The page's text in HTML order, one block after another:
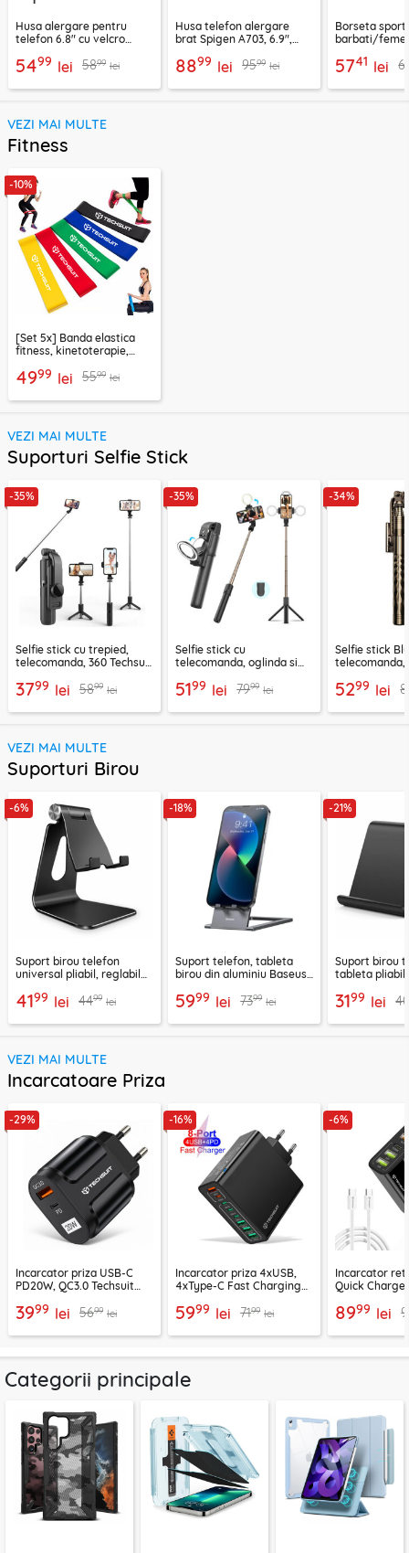
Husa alergare pentru
telefon 6.8" cu velcro
5499 lei 5899 lei
Husa telefon alergare
brat Spigen A703, 6.9",
8899 lei 9599 lei
Borseta
barbati/femei
5741 lei
VEZI MAI MULTE
Fitness
-10%
[Set 5x] Banda elastica
fitness, kinetoterapie,
4999 lei 5599 lei
VEZI MAI MULTE
Suporturi Selfie Stick
-35%
Selfie stick cu trepied,
telecomanda, 360 Techsuit
3799 lei 5899 lei
-35%
Selfie stick cu
telecomanda, oglinda si
5199 lei 7999 lei
-34%
Selfie stick
telecomanda,
5299 lei
VEZI MAI MULTE
Suporturi Birou
-6%
Suport birou telefon
universal pliabil, reglabil
negru
4199 lei 4499 lei
-18%
Suport telefon, tableta
birou din aluminiu Baseus,
5999 lei 7399 lei
-21%
Suport birou
tableta pliabil
3199 lei
VEZI MAI MULTE
Incarcatoare Priza
-29%
Incarcator priza USB-C
PD20W, QC3.0 Techsuit
CHPD038
3999 lei 5699 lei
-16%
Incarcator priza 4xUSB,
4xType-C Fast Charging
negru, CHPD224
5999 lei 7199 lei
-6%
Incarcator
Quick Charge
CHC2
8999 lei
Categorii principale